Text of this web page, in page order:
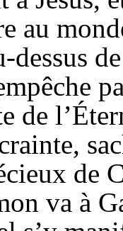
au
dessus
de
de
va à